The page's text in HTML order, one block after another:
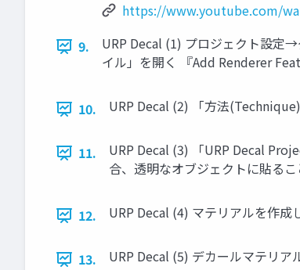
https://www.youtube.com/
9.
URP Decal (1) プロジェクト設定
イル」を開く 『Add Renderer
10. URP Decal (2) 「方法
11.
URP Decal (3) 「URP Decal
合、透明なオブジェクトに貼るこ
12. URP Decal (4) マテリアルを作成
13. URP Decal (5) デカールマテリ